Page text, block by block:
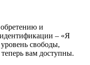
и
– «Я
свободы,
вам доступны.